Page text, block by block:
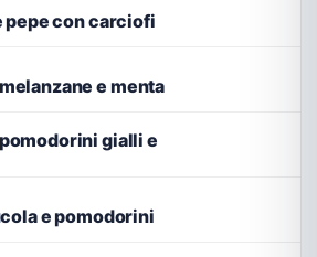
pepe con carciofi
e menta
gialli e
e pomodorini